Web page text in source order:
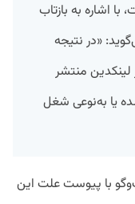
اشاره به بازتاب
«در نتیجه‌
منتشر
شده یا به‌نوعی شغل
با پیوست علت این